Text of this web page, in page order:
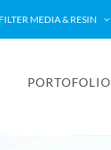
FILTER MEDIA & RESIN
PORTOFOLIO